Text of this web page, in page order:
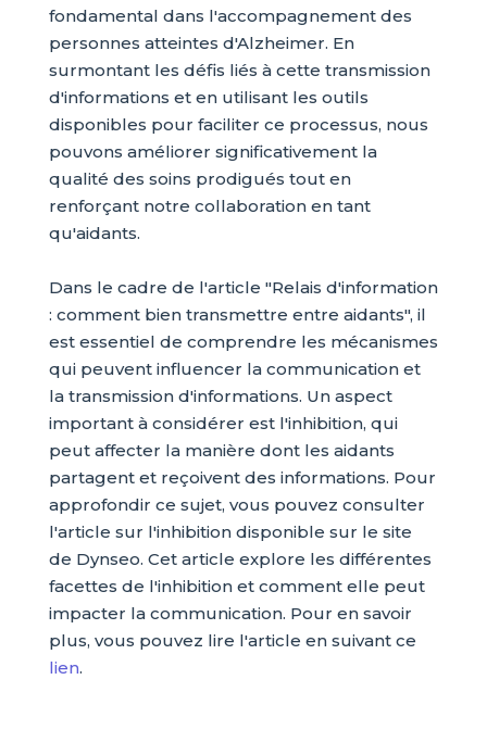
fondamental dans l'accompagnement des
personnes atteintes d'Alzheimer. En
surmontant les défis liés à cette transmission
d'informations et en utilisant les outils
disponibles pour faciliter ce processus, nous
pouvons améliorer significativement la
qualité des soins prodigués tout en
renforçant notre collaboration en tant
qu'aidants.
Dans le cadre de l'article "Relais d'information
: comment bien transmettre entre aidants", il
est essentiel de comprendre les mécanismes
qui peuvent influencer la communication et
la transmission d'informations. Un aspect
important à considérer est l'inhibition, qui
peut affecter la manière dont les aidants
partagent et reçoivent des informations. Pour
approfondir ce sujet, vous pouvez consulter
l'article sur l'inhibition disponible sur le site
de Dynseo. Cet article explore les différentes
facettes de l'inhibition et comment elle peut
impacter la communication. Pour en savoir
plus, vous pouvez lire l'article en suivant ce
lien.